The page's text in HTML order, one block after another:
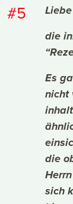
#5
die
Es
nicht
die
sich